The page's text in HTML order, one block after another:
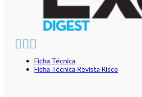
Ficha Técnica
Ficha Técnica Revista Risco